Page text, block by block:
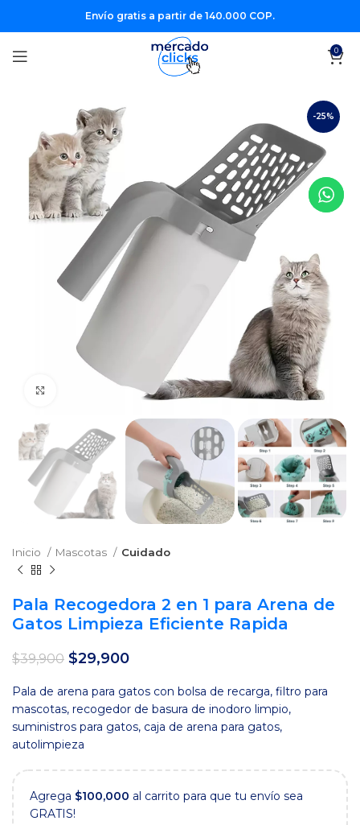
Envío gratis a partir de 140.000 COP.
0
-25%
Clic para agrandar
Inicio Mascotas Cuidado
Pala Recogedora 2 en 1 para Arena de
Gatos Limpieza Eficiente Rapida
$39,900 El
original
era:
$39,900.
$29,900El
actual
es:
$29,900.
Pala de arena para gatos con bolsa de recarga, filtro para
mascotas, recogedor de basura de inodoro limpio,
suministros para gatos, caja de arena para gatos,
autolimpieza
Agrega $100,000 al carrito para que tu envío sea
GRATIS!